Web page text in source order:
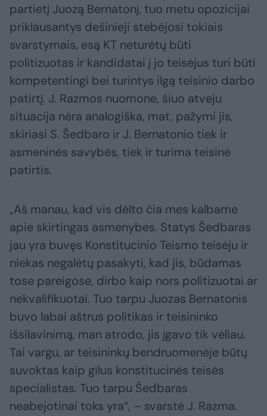
partietį Juozą Bernatonį, tuo metu opozicijai
priklausantys dešinieji stebėjosi tokiais
svarstymais, esą KT neturėtų būti
politizuotas ir kandidatai į jo teisėjus turi būti
kompetentingi bei turintys ilgą teisinio darbo
patirtį. J. Razmos nuomone, šiuo atveju
situacija nėra analogiška, mat, pažymi jis,
skiriasi S. Šedbaro ir J. Bernatonio tiek ir
asmeninės savybės, tiek ir turima teisinė
patirtis.
„Aš manau, kad vis dėlto čia mes kalbame
apie skirtingas asmenybes. Statys Šedbaras
jau yra buvęs Konstitucinio Teismo teisėju ir
niekas negalėtų pasakyti, kad jis, būdamas
tose pareigose, dirbo kaip nors politizuotai ar
nekvalifikuotai. Tuo tarpu Juozas Bernatonis
buvo labai aštrus politikas ir teisininko
išsilavinimą, man atrodo, jis įgavo tik vėliau.
Tai vargu, ar teisininkų bendruomenėje būtų
suvoktas kaip gilus konstitucinės teisės
specialistas. Tuo tarpu Šedbaras
neabejotinai toks yra“, – svarstė J. Razma.